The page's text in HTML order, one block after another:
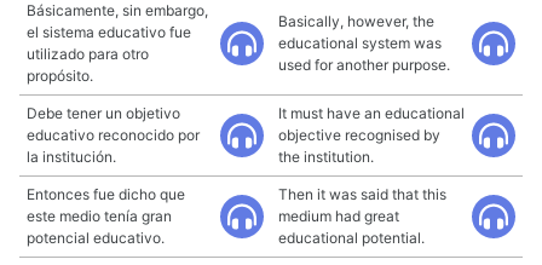
Básicamente, sin embargo,
el sistema educativo fue
utilizado para otro
propósito.
Basically, however, the
educational system was
used for another purpose.
Debe tener un objetivo
educativo reconocido por
la institución.
It must have an educational
objective recognised by
the institution.
Entonces fue dicho que
este medio tenía gran
potencial educativo.
Then it was said that this
medium had great
educational potential.